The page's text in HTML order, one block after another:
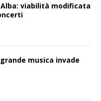
Alba: viabilità modificata
musica invade